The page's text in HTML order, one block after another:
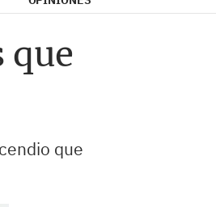
que
que